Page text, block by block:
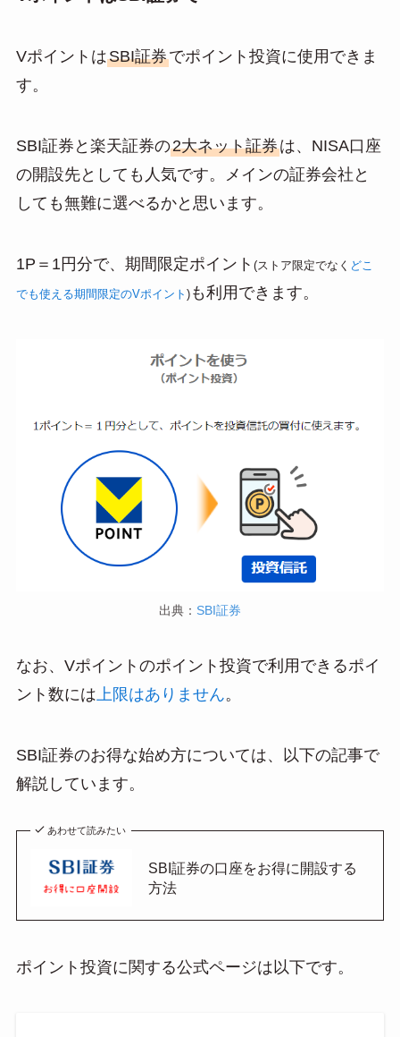
VポイントはSBI証券でポイント投資に使用できま
す。
SBI証券と楽天証券の2大ネット証券は、NISA口座
の開設先としても人気です。メインの証券会社と
しても無難に選べるかと思います。
1P＝1円分で、期間限定ポイント (ストア限定でなく どこ
でも使える期間限定のVポイント )も利用できます。
出典： SBI証券
なお、Vポイントのポイント投資で利用できるポイ
ント数には 上限はありません。
SBI証券のお得な始め方については、以下の記事で
解説しています。
あわせて読みたい
SBI証券の口座をお得に開設する
方法
ポイント投資に関する公式ページは以下です。